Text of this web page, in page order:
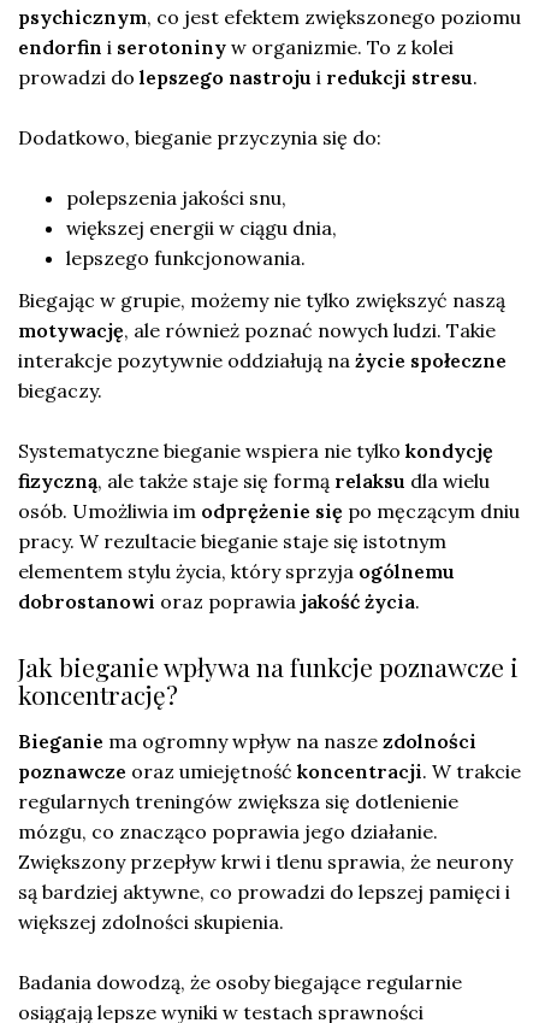
psychicznym, co jest efektem zwiększonego poziomu
endorfin i serotoniny w organizmie. To z kolei
prowadzi do lepszego nastroju i redukcji stresu.
Dodatkowo, bieganie przyczynia się do:
polepszenia jakości snu,
większej energii w ciągu dnia,
lepszego funkcjonowania.
Biegając w grupie, możemy nie tylko zwiększyć naszą
motywację, ale również poznać nowych ludzi. Takie
interakcje pozytywnie oddziałują na życie społeczne
biegaczy.
Systematyczne bieganie wspiera nie tylko kondycję
fizyczną, ale także staje się formą relaksu dla wielu
osób. Umożliwia im odprężenie się po męczącym dniu
pracy. W rezultacie bieganie staje się istotnym
elementem stylu życia, który sprzyja ogólnemu
dobrostanowi oraz poprawia jakość życia.
Jak bieganie wpływa na funkcje poznawcze i
koncentrację?
Bieganie ma ogromny wpływ na nasze zdolności
poznawcze oraz umiejętność koncentracji. W trakcie
regularnych treningów zwiększa się dotlenienie
mózgu, co znacząco poprawia jego działanie.
Zwiększony przepływ krwi i tlenu sprawia, że neurony
są bardziej aktywne, co prowadzi do lepszej pamięci i
większej zdolności skupienia.
Badania dowodzą, że osoby biegające regularnie
osiągają lepsze wyniki w testach sprawności